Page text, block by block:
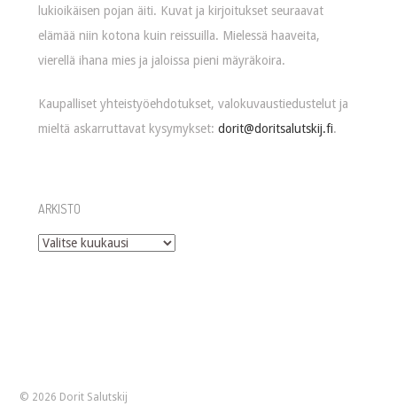
lukioikäisen pojan äiti. Kuvat ja kirjoitukset seuraavat
elämää niin kotona kuin reissuilla. Mielessä haaveita,
vierellä ihana mies ja jaloissa pieni mäyräkoira.
Kaupalliset yhteistyöehdotukset, valokuvaustiedustelut ja
mieltä askarruttavat kysymykset:dorit@doritsalutskij.fi.
ARKISTO
Arkisto
© 2026 Dorit Salutskij